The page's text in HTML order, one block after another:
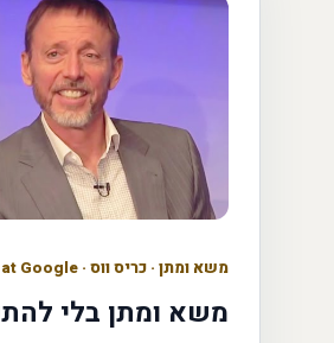
משא ומתן · כריס ווס · Talks at Google
משא ומתן בלי